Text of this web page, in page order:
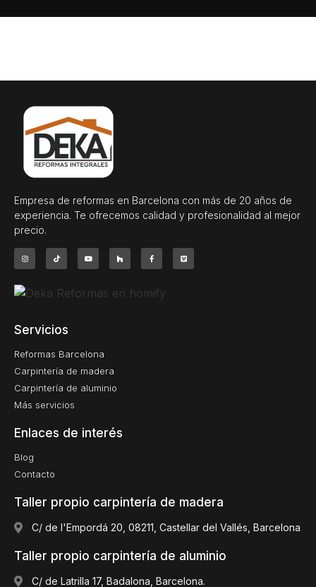
Empresa de reformas en Barcelona con más de 20 años de
experiencia. Te ofrecemos calidad y profesionalidad al mejor
precio.
Servicios
Reformas Barcelona
Carpintería de madera
Carpintería de aluminio
Más servicios
Enlaces de interés
Blog
Contacto
Taller propio carpintería de madera
C/ de l'Empordá 20, 08211, Castellar del Vallés, Barcelona
Taller propio carpintería de aluminio
C/ de Latrilla 17, Badalona, Barcelona.